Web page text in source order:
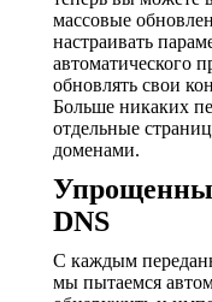
массовые
настраивать
автоматического
обновлять свои
Больше никаких
отдельные
доменами.
DNS
С каждым
мы пытаемся